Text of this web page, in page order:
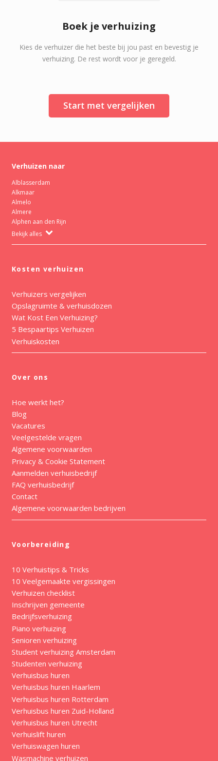
Boek je verhuizing
Kies de verhuizer die het beste bij jou past en bevestig je
verhuizing. De rest wordt voor je geregeld.
Start met vergelijken
Verhuizen naar
Alblasserdam
Alkmaar
Almelo
Almere
Alphen aan den Rijn
Bekijk alles
Kosten verhuizen
Verhuizers vergelijken
Opslagruimte & verhuisdozen
Wat Kost Een Verhuizing?
5 Bespaartips Verhuizen
Verhuiskosten
Over ons
Hoe werkt het?
Blog
Vacatures
Veelgestelde vragen
Algemene voorwaarden
Privacy & Cookie Statement
Aanmelden verhuisbedrijf
FAQ verhuisbedrijf
Contact
Algemene voorwaarden bedrijven
Voorbereiding
10 Verhuistips & Tricks
10 Veelgemaakte vergissingen
Verhuizen checklist
Inschrijven gemeente
Bedrijfsverhuizing
Piano verhuizing
Senioren verhuizing
Student verhuizing Amsterdam
Studenten verhuizing
Verhuisbus huren
Verhuisbus huren Haarlem
Verhuisbus huren Rotterdam
Verhuisbus huren Zuid-Holland
Verhuisbus huren Utrecht
Verhuislift huren
Verhuiswagen huren
Wasmachine verhuizen